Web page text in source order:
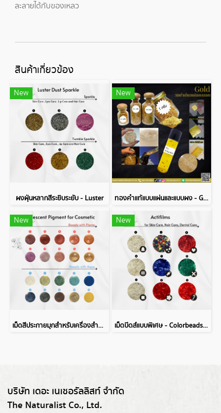
ละลายได้กับของเหลว
สินค้าเกี่ยวข้อง
New
ผงฝุ่นหลากสีระยิบระยับ - Luster
New
ทองคำแท้แบบแผ่นและแบบผง - Gold
New
เม็ดสีประกายมุกสำหรับเครื่องสำอาง
New
เม็ดบีดส์แบบพิเศษ - Colorbeads SP
บริษัท เดอะ เนเชอรัลลิสท์ จำกัด
The Naturalist Co., Ltd.